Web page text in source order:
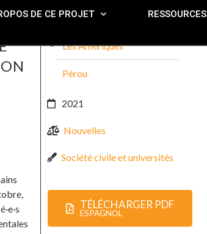
DE CE PROJET RESSOURCES
Les Amériques
Pérou
2021
Nouvelles
Société civile et universités
TÉLÉCHARGER PDF
ESPAGNOL